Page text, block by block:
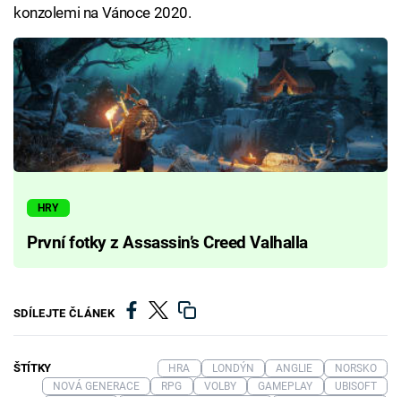
konzolemi na Vánoce 2020.
HRY
První fotky z Assassin’s Creed Valhalla
SDÍLEJTE ČLÁNEK
ŠTÍTKY HRA LONDÝN ANGLIE
NORSKO
NOVÁ GENERACE
RPG VOLBY GAMEPLAY
UBISOFT